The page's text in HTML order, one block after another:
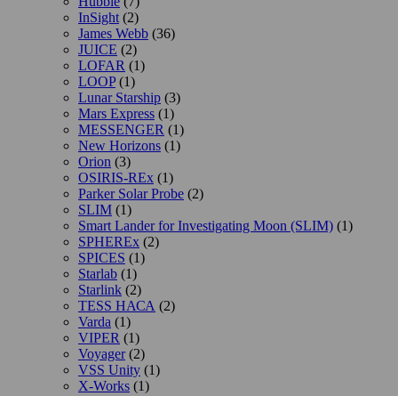
InSight (2)
James Webb (36)
JUICE (2)
LOFAR (1)
LOOP(1)
Lunar Starship (3)
Mars Express (1)
MESSENGER (1)
New Horizons (1)
Orion (3)
OSIRIS-REx (1)
Parker Solar Probe (2)
SLIM (1)
Smart Lander for Investigating Moon (SLIM) (1)
SPHEREx (2)
SPICES (1)
Starlab (1)
Starlink (2)
TESS НАСА (2)
Varda (1)
VIPER (1)
Voyager(2)
VSS Unity (1)
X-Works (1)